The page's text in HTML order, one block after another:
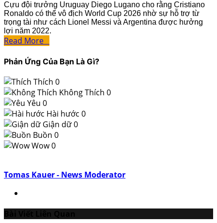
Cựu đội trưởng Uruguay Diego Lugano cho rằng Cristiano
Ronaldo có thể vô địch World Cup 2026 nhờ sự hỗ trợ từ
trọng tài như cách Lionel Messi và Argentina được hưởng
lợi năm 2022.
Read More
Phản Ứng Của Bạn Là Gì?
Thích 0
Không Thích 0
Yêu 0
Hài hước 0
Giận dữ0
Buồn 0
Wow0
Tomas Kauer - News Moderator